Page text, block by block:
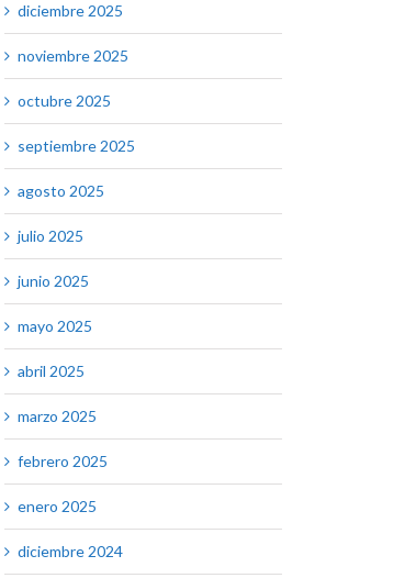
diciembre 2025
noviembre 2025
octubre 2025
septiembre 2025
agosto 2025
julio 2025
junio 2025
mayo 2025
abril 2025
marzo 2025
febrero 2025
enero 2025
diciembre 2024